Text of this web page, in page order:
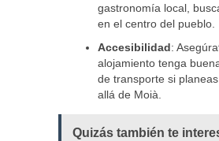
gastronomía local,
en el centro del pueblo.
Accesibilidad:
alojamiento tenga
de transporte si
allá de Moià.
Quizás también te